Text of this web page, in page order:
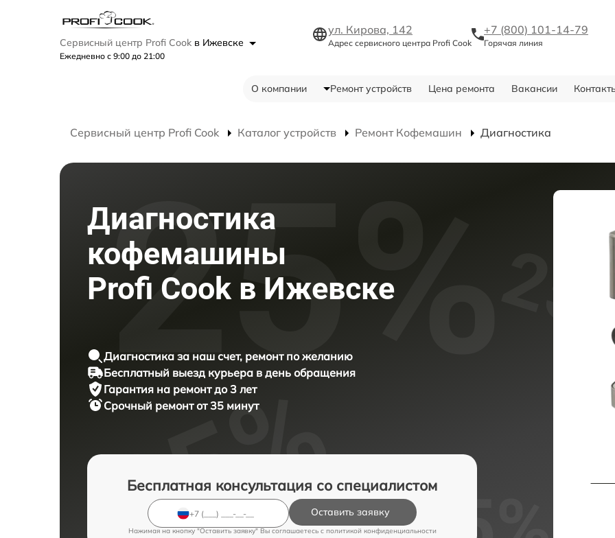
Сервисный центр Profi Cook в Ижевске
Ежедневно с 9:00 до 21:00
ул. Кирова, 142
Адрес сервисного центра Profi Cook
+7 (800) 101-14-79
Горячая линия
О компании Ремонт устройств Цена ремонта Вакансии
Сервисный центр Profi Cook Каталог устройств Ремонт Кофемашин Диагностика
Диагностика
кофемашины
Profi Cook в Ижевске
Диагностика за наш счет, ремонт по желанию
Бесплатный выезд курьера в день обращения
Гарантия на ремонт до 3 лет
Срочный ремонт от 35 минут
Бесплатная консультация со специалистом
Оставить заявку
Нажимая на кнопку "Оставить заявку" Вы соглашаетесь c политикой конфиденциальности